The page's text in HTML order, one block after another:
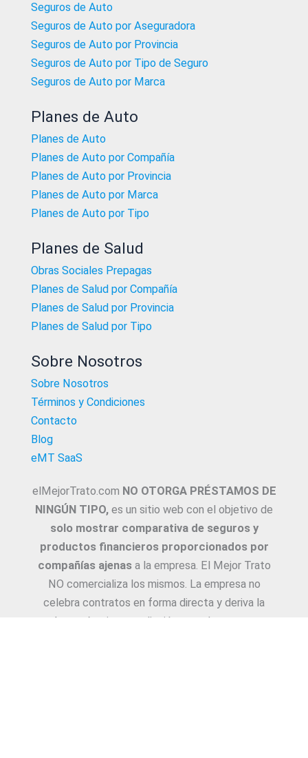
Seguros de Auto
Seguros de Auto por Aseguradora
Seguros de Auto por Provincia
Seguros de Auto por Tipo de Seguro
Seguros de Auto por Marca
Planes de Auto
Planes de Auto
Planes de Auto por Compañía
Planes de Auto por Provincia
Planes de Auto por Marca
Planes de Auto por Tipo
Planes de Salud
Obras Sociales Prepagas
Planes de Salud por Compañía
Planes de Salud por Provincia
Planes de Salud por Tipo
Sobre Nosotros
Sobre Nosotros
Términos y Condiciones
Contacto
Blog
eMT SaaS
elMejorTrato.com NO OTORGA PRÉSTAMOS DE
NINGÚN TIPO, es un sitio web con el objetivo de
solo mostrar comparativa de seguros y
productos financieros proporcionados por
compañías ajenasa la empresa. El Mejor Trato
NO comercializa los mismos. La empresa no
celebra contratos en forma directa y deriva la
Asesoría e intermediación a productores y